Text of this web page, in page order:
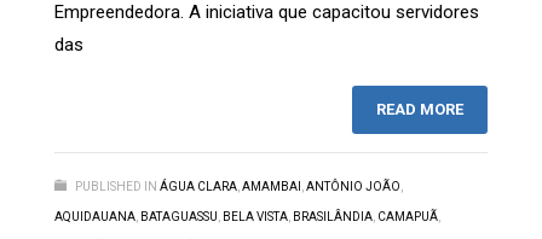
Empreendedora. A iniciativa que capacitou servidores
das
READ MORE
PUBLISHED IN ÁGUA CLARA,AMAMBAI ,ANTÔNIO JOÃO,
AQUIDAUANA, BATAGUASSU, BELA VISTA, BRASILÂNDIA, CAMAPUÃ,